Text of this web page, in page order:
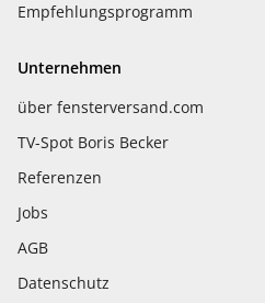
Empfehlungsprogramm
Unternehmen
über fensterversand.com
TV-Spot Boris Becker
Referenzen
Jobs
AGB
Datenschutz